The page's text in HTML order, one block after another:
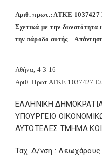
Αριθ. πρωτ.: ΑΤΚΕ 1037427
Σχετικά με την
την πάροδο αυτής –
Αθήνα, 4-3-16
Αριθ. Πρωτ.ΑΤΚΕ 1037427
ΕΛΛΗΝΙΚΗ
ΥΠΟΥΡΓΕΙΟ
ΑΥΤΟΤΕΛΕΣ ΤΜΗΜΑ
Ταχ. Δ/νση : Λεωχάρους